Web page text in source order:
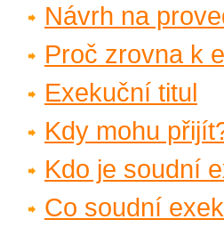
Návrh na
Proč zrovna k
Exekuční titul
Kdy mohu
Kdo je soudní
Co soudní